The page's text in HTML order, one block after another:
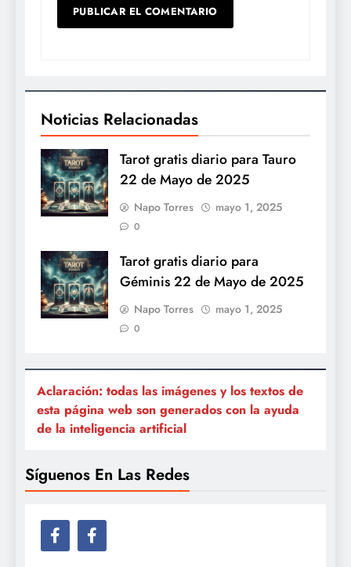
Noticias Relacionadas
Tarot gratis diario para Tauro
22 de Mayo de 2025
Napo Torres mayo 1, 2025
0
Tarot gratis diario para
Géminis 22 de Mayo de 2025
Napo Torres mayo 1, 2025
0
Aclaración: todas las imágenes y los textos de
esta página web son generados con la ayuda
de la inteligencia artificial
Síguenos En Las Redes